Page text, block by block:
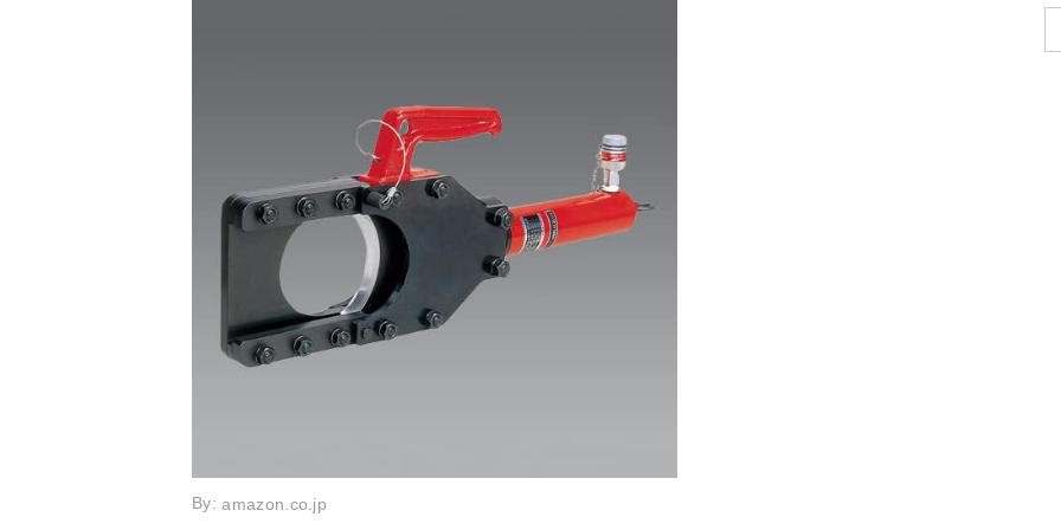
By:amazon.co.jp